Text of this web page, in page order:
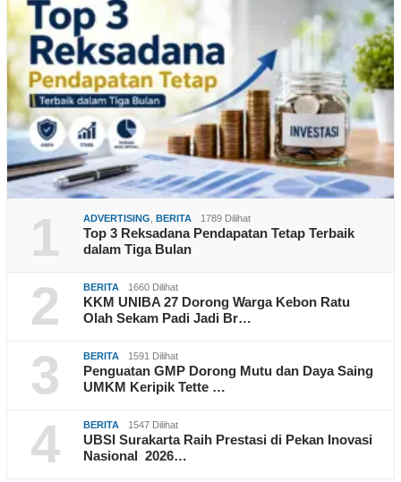
1 ADVERTISING BERITA 1789 Dilihat
Top 3 Reksadana Pendapatan Tetap Terbaik
dalam Tiga Bulan
2 BERITA 1660 Dilihat
KKM UNIBA 27 Dorong Warga Kebon Ratu
Olah Sekam Padi Jadi Br…
3 BERITA 1591 Dilihat
Penguatan GMP Dorong Mutu dan Daya Saing
UMKM Keripik Tette …
4 BERITA 1547 Dilihat
UBSI Surakarta Raih Prestasi di Pekan Inovasi
Nasional 2026…